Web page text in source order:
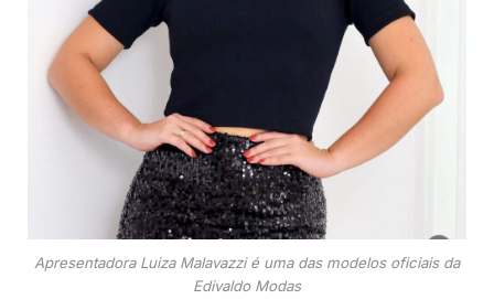
Apresentadora Luiza Malavazzi é uma das modelos oficiais da
Edivaldo Modas